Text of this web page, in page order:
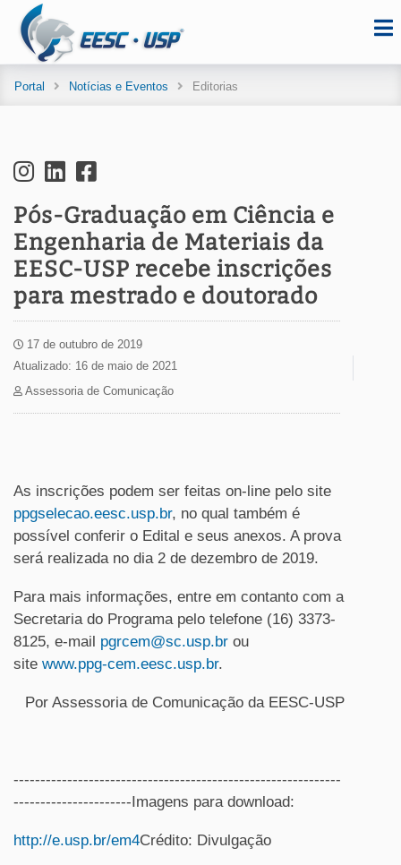
Portal Notícias e Eventos Editorias
Pós-Graduação em Ciência e
Engenharia de Materiais da
EESC-USP recebe inscrições
para mestrado e doutorado
17 de outubro de 2019
Atualizado: 16 de maio de 2021
Assessoria de Comunicação
As inscrições podem ser feitas on-line pelo site
ppgselecao.eesc.usp.br, no qual também é
possível conferir o Edital e seus anexos. A prova
será realizada no dia 2 de dezembro de 2019.
Para mais informações, entre em contanto com a
Secretaria do Programa pelo telefone (16) 3373-
8125, e-mail pgrcem@sc.usp.br ou
site www.ppg-cem.eesc.usp.br.
Por Assessoria de Comunicação da EESC-USP
-------------------------------------------------------------
----------------------Imagens para download:
http://e.usp.br/em4Crédito: Divulgação